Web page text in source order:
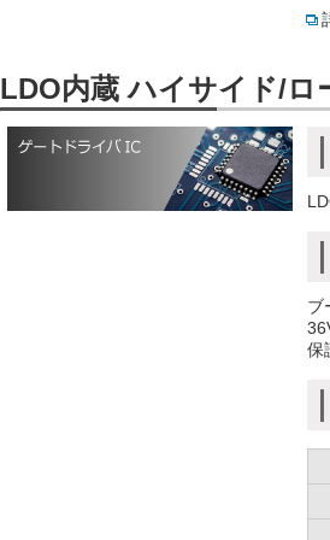
LDO内蔵 ハイサイド/
ブ
保